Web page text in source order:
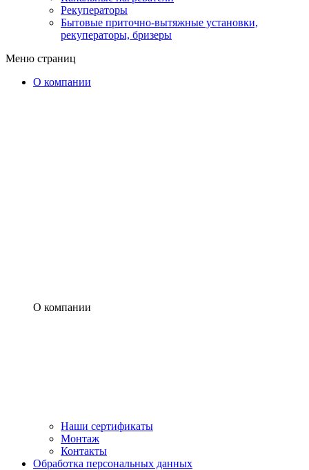
Рекуператоры
Бытовые приточно-вытяжные установки,
рекуператоры, бризеры
Меню страниц
О компании
О компании
Наши сертификаты
Монтаж
Контакты
Обработка персональных данных